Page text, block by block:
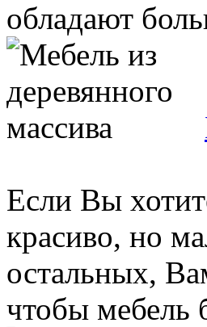
обладают
Если Вы
красиво, но
остальных,
чтобы мебель